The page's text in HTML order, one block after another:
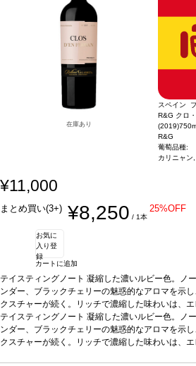
在庫あり
スペイン
R&G クロ
(2019)
R&G
葡萄品種:
カリニャン
¥11,000
まとめ買い(3+) ¥8,250 / 1本
25%OFF
お気に
入り登
録
カートに追加
テイスティングノート 凝縮した濃いルビー色。ノ
ンダー、ブラックチェリーの魅惑的なアロマを示
クスチャーが続く。リッチで濃縮した味わいは、
ルクのように柔らかいタンニンに、ジューシーな
を感じる。フレッシュでフルーティーさが広がる
料理赤肉、シチュー、ジビエ、ハードチーズ、青
テイスティングノート 凝縮した濃いルビー色。ノ
ンダー、ブラックチェリーの魅惑的なアロマを示
クスチャーが続く。リッチで濃縮した味わいは、